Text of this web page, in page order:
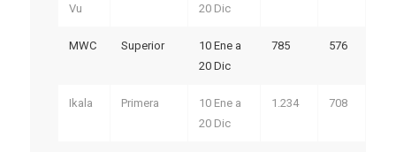
Vu
20 Dic
MWC Superior
10 Ene a
20 Dic
785 576
Ikala Primera
10 Ene a
20 Dic
1.234 708